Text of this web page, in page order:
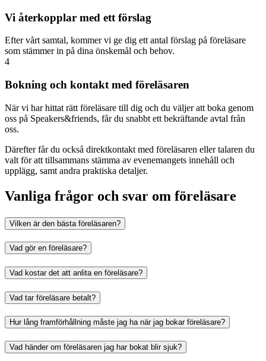
Vi återkopplar med ett förslag
Efter vårt samtal, kommer vi ge dig ett antal förslag på föreläsare
som stämmer in på dina önskemål och behov.
4
Bokning och kontakt med föreläsaren
När vi har hittat rätt föreläsare till dig och du väljer att boka genom
oss på Speakers&friends, får du snabbt ett bekräftande avtal från
oss.
Därefter får du också direktkontakt med föreläsaren eller talaren du
valt för att tillsammans stämma av evenemangets innehåll och
upplägg, samt andra praktiska detaljer.
Vanliga frågor och svar om föreläsare
Vilken är den bästa föreläsaren?
Vad gör en föreläsare?
Vad kostar det att anlita en föreläsare?
Vad tar föreläsare betalt?
Hur lång framförhållning måste jag ha när jag bokar föreläsare?
Vad händer om föreläsaren jag har bokat blir sjuk?